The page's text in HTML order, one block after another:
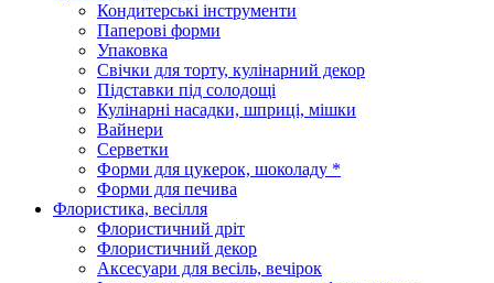
Кондитерські інструменти
Паперові форми
Упаковка
Свічки для торту, кулінарний декор
Підставки під солодощі
Кулінарні насадки, шприці, мішки
Вайнери
Серветки
Форми для цукерок, шоколаду *
Форми для печива
Флористика, весілля
Флористичний дріт
Флористичний декор
Аксесуари для весіль, вечірок